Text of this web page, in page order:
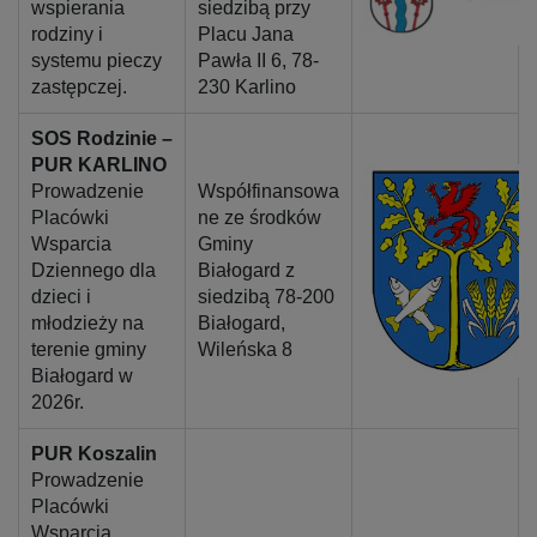
wspierania
rodziny i
systemu pieczy
zastępczej.
siedzibą przy
Placu Jana
Pawła II 6, 78-
230 Karlino
SOS Rodzinie –
PUR KARLINO
Prowadzenie
Placówki
Wsparcia
Dziennego dla
dzieci i
młodzieży na
terenie gminy
Białogard w
2026r.
Współfinansowa
ne ze środków
Gminy
Białogard z
siedzibą 78-200
Białogard,
Wileńska 8
PUR Koszalin
Prowadzenie
Placówki